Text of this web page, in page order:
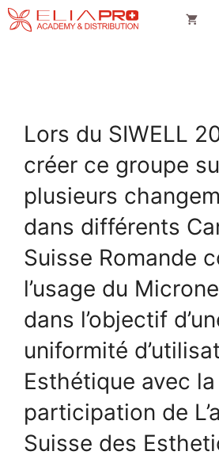
Aller
au
Lors du SIWELL
créer ce groupe
plusieurs
dans différents
Suisse Romande
l’usage du
dans l’objectif
uniformité
Esthétique avec la
participation de
Suisse des